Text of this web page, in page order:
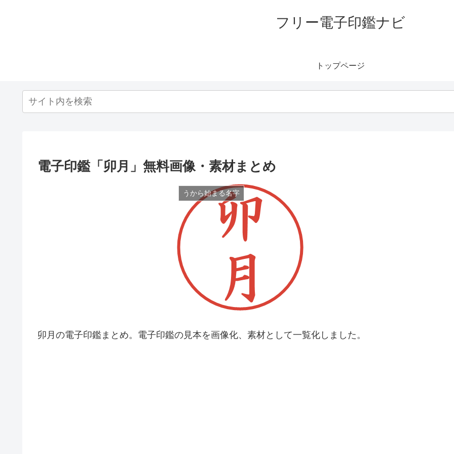
フリー電子印鑑ナビ
トップページ
電子印鑑「卯月」無料画像・素材まとめ
うから始まる名字
卯月の電子印鑑まとめ。電子印鑑の見本を画像化、素材として一覧化しました。